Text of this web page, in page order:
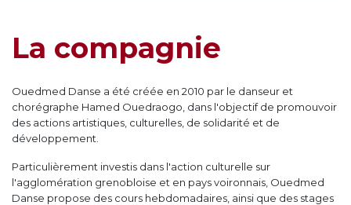
La compagnie
Ouedmed Danse a été créée en 2010 par le danseur et
chorégraphe Hamed Ouedraogo, dans l'objectif de promouvoir
des actions artistiques, culturelles, de solidarité et de
développement.
Particulièrement investis dans l'action culturelle sur
l'agglomération grenobloise et en pays voironnais, Ouedmed
Danse propose des cours hebdomadaires, ainsi que des stages